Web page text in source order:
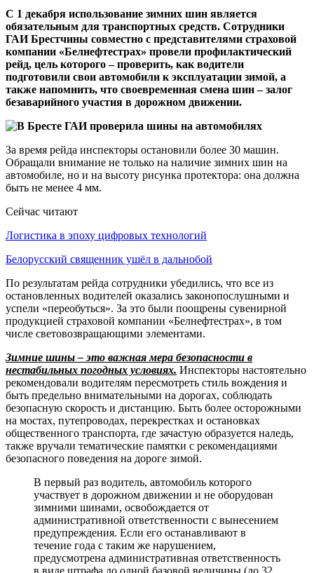
С 1 декабря использование зимних шин является
обязательным для транспортных средств. Сотрудники
ГАИ Брестчины совместно с представителями страховой
компании «Белнефтестрах» провели профилактический
рейд, цель которого – проверить, как водители
подготовили свои автомобили к эксплуатации зимой, а
также напомнить, что своевременная смена шин – залог
безаварийного участия в дорожном движении.
За время рейда инспекторы остановили более 30 машин.
Обращали внимание не только на наличие зимних шин на
автомобиле, но и на высоту рисунка протектора: она должна
быть не менее 4 мм.
Сейчас читают
Логистика в эпоху цифровых технологий
Белорусский священник ушёл в дальнобой
По результатам рейда сотрудники убедились, что все из
остановленных водителей оказались законопослушными и
успели «переобуться». За это были поощрены сувенирной
продукцией страховой компании «Белнефтестрах», в том
числе световозвращающими элементами.
Зимние шины – это важная мера безопасности в
нестабильных погодных условиях. Инспекторы настоятельно
рекомендовали водителям пересмотреть стиль вождения и
быть предельно внимательными на дорогах, соблюдать
безопасную скорость и дистанцию. Быть более осторожными
на мостах, путепроводах, перекрестках и остановках
общественного транспорта, где зачастую образуется наледь,
также вручали тематические памятки с рекомендациями
безопасного поведения на дороге зимой.
В первый раз водитель, автомобиль которого
участвует в дорожном движении и не оборудован
зимними шинами, освобождается от
административной ответственности с вынесением
предупреждения. Если его останавливают в
течение года с таким же нарушением,
предусмотрена административная ответственность
в виде штрафа до одной базовой величины (до 32